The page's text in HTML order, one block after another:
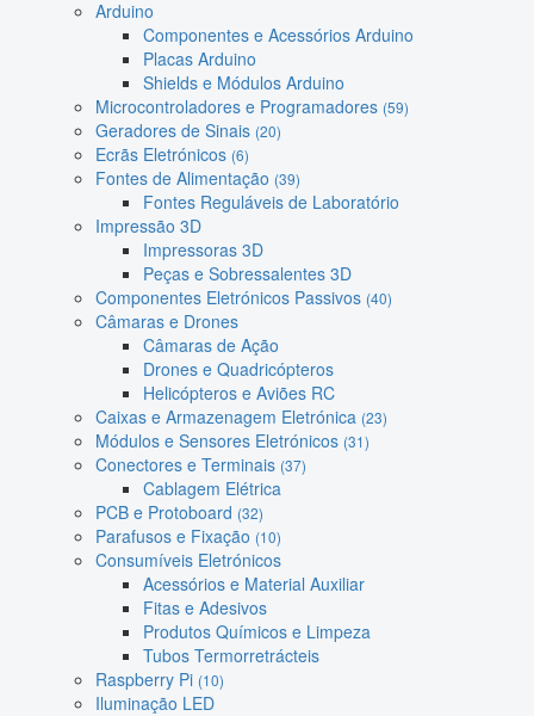
Arduino
Componentes e Acessórios Arduino
Placas Arduino
Shields e Módulos Arduino
Microcontroladores e Programadores (59)
Geradores de Sinais (20)
Ecrãs Eletrónicos (6)
Fontes de Alimentação (39)
Fontes Reguláveis de Laboratório
Impressão 3D
Impressoras 3D
Peças e Sobressalentes 3D
Componentes Eletrónicos Passivos (40)
Câmaras e Drones
Câmaras de Ação
Drones e Quadricópteros
Helicópteros e Aviões RC
Caixas e Armazenagem Eletrónica (23)
Módulos e Sensores Eletrónicos (31)
Conectores e Terminais (37)
Cablagem Elétrica
PCB e Protoboard (32)
Parafusos e Fixação (10)
Consumíveis Eletrónicos
Acessórios e Material Auxiliar
Fitas e Adesivos
Produtos Químicos e Limpeza
Tubos Termorretrácteis
Raspberry Pi (10)
Iluminação LED